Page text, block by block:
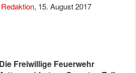
, 15. August 2017
Freiwillige Feuerwehr